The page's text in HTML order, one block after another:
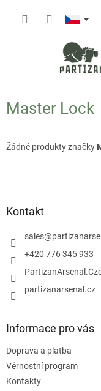
Master Lock
Žádné produkty značky
Kontakt
sales@
+420 776 345 933
partizanarsenal.cz
Informace pro vás
Doprava a platba
Věrnostní program
Kontakty